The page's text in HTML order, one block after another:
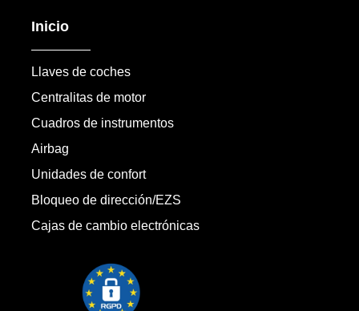
Inicio
Llaves de coches
Centralitas de motor
Cuadros de instrumentos
Airbag
Unidades de confort
Bloqueo de dirección/EZS
Cajas de cambio electrónicas